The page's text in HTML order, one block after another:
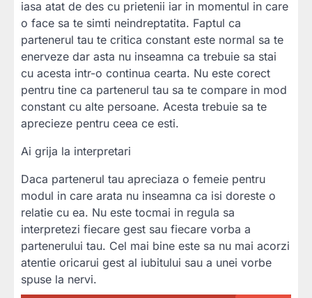
iasa atat de des cu prietenii iar in momentul in care
o face sa te simti neindreptatita. Faptul ca
partenerul tau te critica constant este normal sa te
enerveze dar asta nu inseamna ca trebuie sa stai
cu acesta intr-o continua cearta. Nu este corect
pentru tine ca partenerul tau sa te compare in mod
constant cu alte persoane. Acesta trebuie sa te
aprecieze pentru ceea ce esti.
Ai grija la interpretari
Daca partenerul tau apreciaza o femeie pentru
modul in care arata nu inseamna ca isi doreste o
relatie cu ea. Nu este tocmai in regula sa
interpretezi fiecare gest sau fiecare vorba a
partenerului tau. Cel mai bine este sa nu mai acorzi
atentie oricarui gest al iubitului sau a unei vorbe
spuse la nervi.